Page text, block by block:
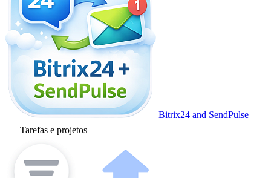
Bitrix24 and SendPulse
Tarefas e projetos